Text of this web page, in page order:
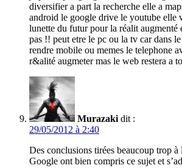
diversifier a part la recherche elle a
android le google drive le youtube elle
lunette du futur pour la réalit augmenté
pas !! peut etre le pc ou la tv car dans
rendre mobile ou memes le telephone
r&alité augmeter mas le web restera a
Murazaki dit :
29/05/2012 à 2:40
Des conclusions tirées beaucoup trop à
Google ont bien compris ce sujet et